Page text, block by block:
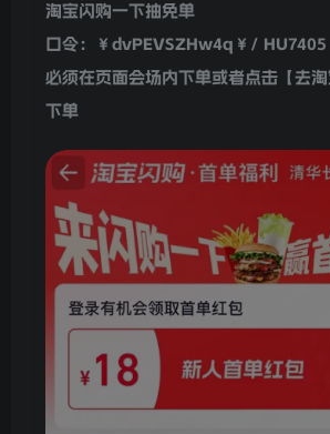
淘宝闪购一下抽免单
口令：￥dvPEVSZHw4q￥/ HU7405
必须在页面会场内下单或者点击【去
下单